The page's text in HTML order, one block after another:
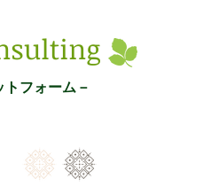
sulting
トフォーム－